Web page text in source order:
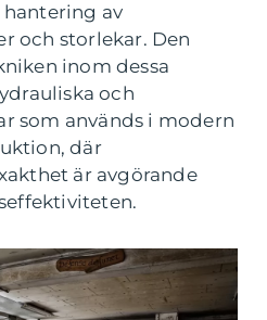
av
och storlekar. Den
inom dessa
och
som används i modern
där
är avgörande